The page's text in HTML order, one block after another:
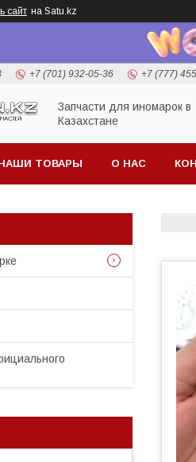
сайт на Satu.kz
+7 (701) 932-05-36 +7 (777)
Запчасти для иномарок в
Казахстане
ТОВАРЫ О НАС